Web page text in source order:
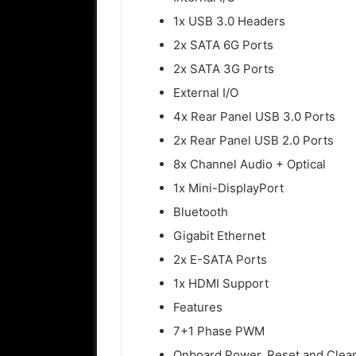
1x USB 3.0 Headers
2x SATA 6G Ports
2x SATA 3G Ports
External I/O
4x Rear Panel USB 3.0 Ports
2x Rear Panel USB 2.0 Ports
8x Channel Audio + Optical
1x Mini-DisplayPort
Bluetooth
Gigabit Ethernet
2x E-SATA Ports
1x HDMI Support
Features
7+1 Phase PWM